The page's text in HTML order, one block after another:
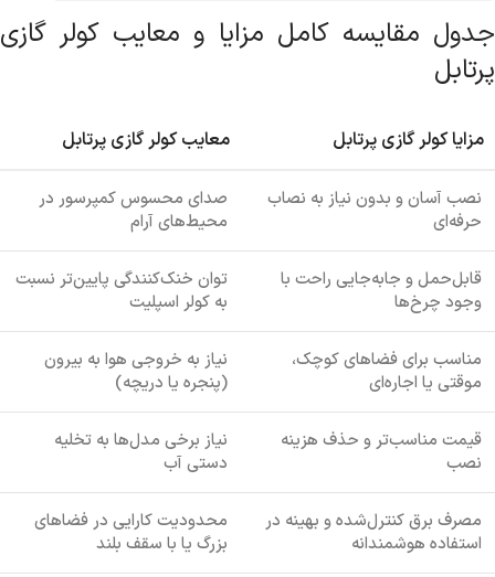
جدول مقایسه کامل مزایا و معایب کولر گازی
پرتابل
مزایا کولر گازی پرتابل معایب کولر گازی پرتابل
نصب آسان و بدون نیاز به نصاب
حرفه‌ای
صدای محسوس کمپرسور در
محیط‌های آرام
قابل‌حمل و جابه‌جایی راحت با
وجود چرخ‌ها
توان خنک‌کنندگی پایین‌تر نسبت
به کولر اسپلیت
مناسب برای فضاهای کوچک،
موقتی یا اجاره‌ای
نیاز به خروجی هوا به بیرون
(پنجره یا دریچه)
قیمت مناسب‌تر و حذف هزینه
نصب
نیاز برخی مدل‌ها به تخلیه
دستی آب
مصرف برق کنترل‌شده و بهینه در
استفاده هوشمندانه
محدودیت کارایی در فضاهای
بزرگ یا با سقف بلند